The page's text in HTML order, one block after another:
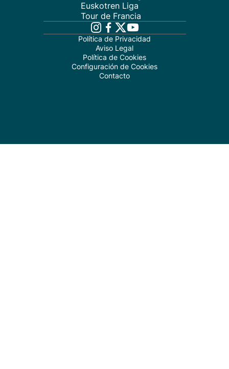
Euskotren Liga
Tour de Francia
Política de Privacidad
Aviso Legal
Política de Cookies
Configuración de Cookies
Contacto